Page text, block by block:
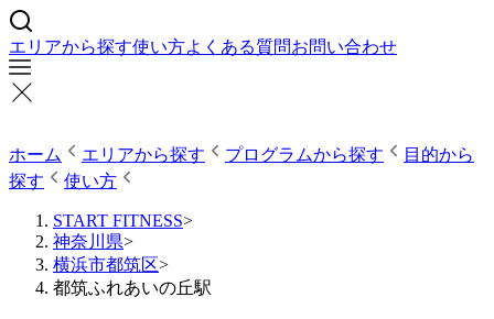
エリアから探す使い方よくある質問お問い合わせ
ホーム エリアから探す プログラムから探す
目的から
探す
使い方
START FITNESS>
神奈川県>
横浜市都筑区>
都筑ふれあいの丘駅